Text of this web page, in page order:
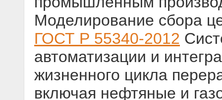
Моделирование сбора
ГОСТ Р 55340-2012
автоматизации и
жизненного цикла
включая нефтяные и